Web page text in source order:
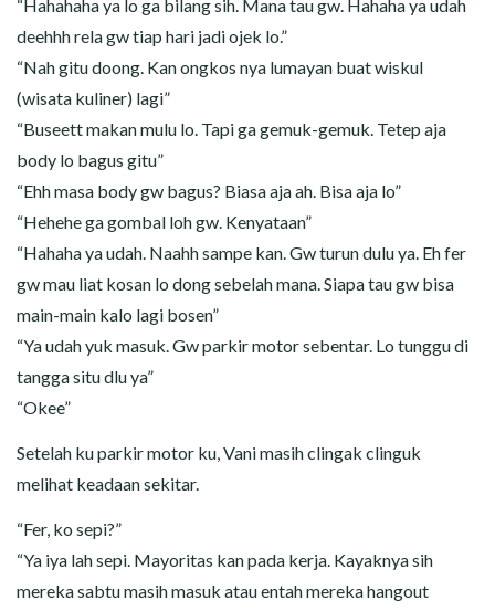
“Hahahaha ya lo ga bilang sih. Mana tau gw. Hahaha ya udah
deehhh rela gw tiap hari jadi ojek lo.”
“Nah gitu doong. Kan ongkos nya lumayan buat wiskul
(wisata kuliner) lagi”
“Buseett makan mulu lo. Tapi ga gemuk-gemuk. Tetep aja
body lo bagus gitu”
“Ehh masa body gw bagus? Biasa aja ah. Bisa aja lo”
“Hehehe ga gombal loh gw. Kenyataan”
“Hahaha ya udah. Naahh sampe kan. Gw turun dulu ya. Eh fer
gw mau liat kosan lo dong sebelah mana. Siapa tau gw bisa
main-main kalo lagi bosen”
“Ya udah yuk masuk. Gw parkir motor sebentar. Lo tunggu di
tangga situ dlu ya”
“Okee”
Setelah ku parkir motor ku, Vani masih clingak clinguk
melihat keadaan sekitar.
“Fer, ko sepi?”
“Ya iya lah sepi. Mayoritas kan pada kerja. Kayaknya sih
mereka sabtu masih masuk atau entah mereka hangout